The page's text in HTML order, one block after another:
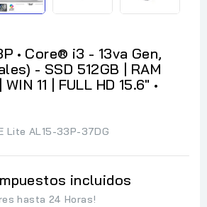
• Core® i3 - 13va Gen,
- SSD 512GB | RAM
11 | FULL HD 15.6" •
Lite AL15-33P-37DG
incluidos
hasta 24 Horas!